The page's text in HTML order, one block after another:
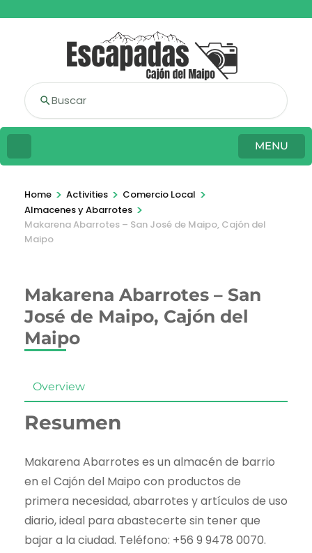
Buscar
MENU
Home > Activities > Comercio Local >
Almacenes y Abarrotes >
Makarena Abarrotes – San José de Maipo, Cajón del
Maipo
Makarena Abarrotes – San
José de Maipo, Cajón del
Maipo
Overview
Resumen
Makarena Abarrotes es un almacén de barrio
en el Cajón del Maipo con productos de
primera necesidad, abarrotes y artículos de uso
diario, ideal para abastecerte sin tener que
bajar a la ciudad. Teléfono: +56 9 9478 0070.